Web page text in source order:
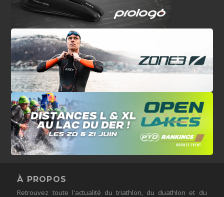
À PROPOS
Retrouvez toute l'actualité du triathlon, du duathlon et du